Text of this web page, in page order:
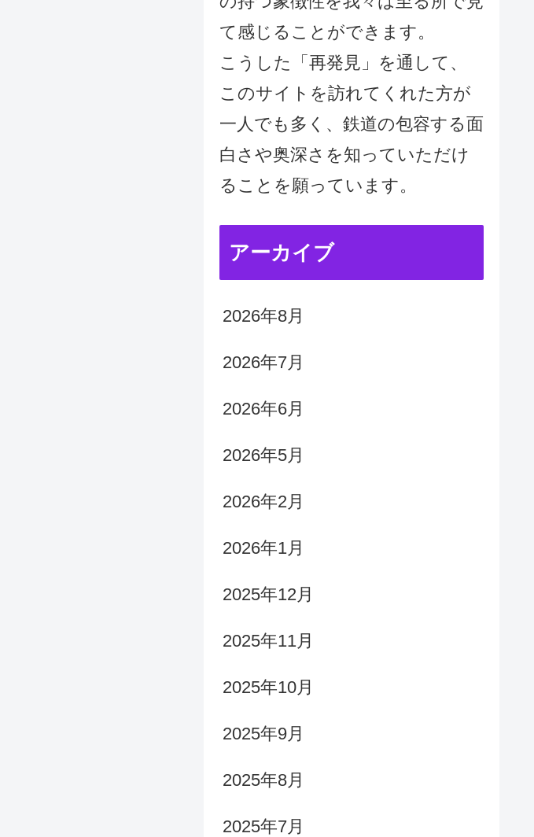
て感じることができます。
こうした「再発見」を通して、
このサイトを訪れてくれた方が
一人でも多く、鉄道の包容する面
白さや奥深さを知っていただけ
ることを願っています。
アーカイブ
2026年8月
2026年7月
2026年6月
2026年5月
2026年2月
2026年1月
2025年12月
2025年11月
2025年10月
2025年9月
2025年8月
2025年7月